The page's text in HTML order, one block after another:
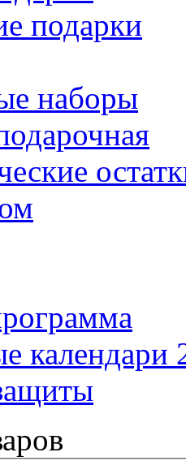
подарки
наборы
календари